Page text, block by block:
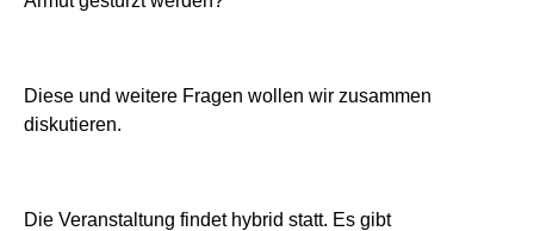
Diese und weitere Fragen wollen wir zusammen
diskutieren.
Die Veranstaltung findet hybrid statt. Es gibt